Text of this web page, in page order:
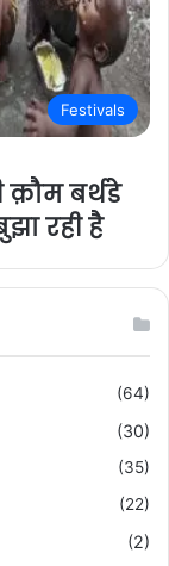
Festivals
क़ौम बर्थडे
रही है
(64)
(30)
(35)
(22)
(2)